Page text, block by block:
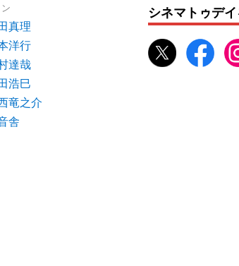
真理
洋行
達哉
浩巳
竜之介
舎
シネマトゥデ